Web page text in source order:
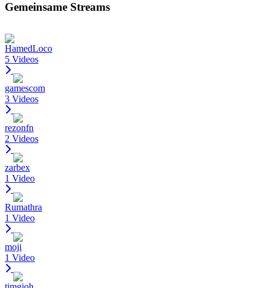
Gemeinsame Streams
HamedLoco
5 Videos
gamescom
3 Videos
rezonfn
2 Videos
zarbex
1 Video
Rumathra
1 Video
moji
1 Video